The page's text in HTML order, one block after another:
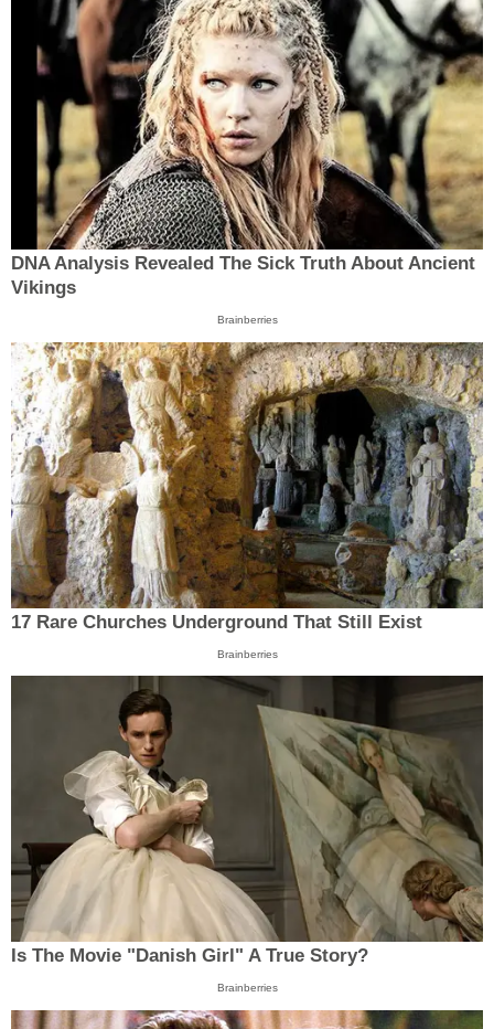
DNA Analysis Revealed The Sick Truth About Ancient
Vikings
Brainberries
17 Rare Churches Underground That Still Exist
Brainberries
Is The Movie "Danish Girl" A True Story?
Brainberries